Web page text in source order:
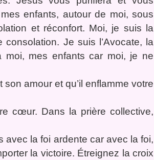
enfants, autour de moi, sous
et réconfort. Moi, je suis la
Je suis l’Avocate, la
moi, mes enfants car moi, je ne
son amour et qu’il enflamme votre
cœur. Dans la prière collective,
avec la foi ardente car avec la foi,
la victoire. Étreignez la croix